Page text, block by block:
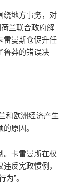
绕地方事务，对
兰联合政府解
雷曼斯仓促升任
鲁莽的错误决
和欧洲经济产生
原因。
。卡雷曼斯在权
反宪政惯例，
”。